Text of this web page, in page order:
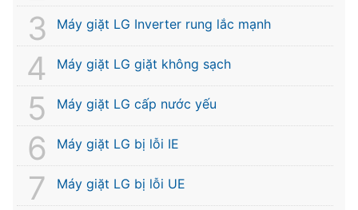
Máy giặt LG Inverter rung lắc mạnh
Máy giặt LG giặt không sạch
Máy giặt LG cấp nước yếu
Máy giặt LG bị lỗi IE
Máy giặt LG bị lỗi UE